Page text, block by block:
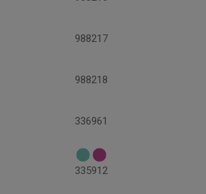
988217
988218
336961
335912